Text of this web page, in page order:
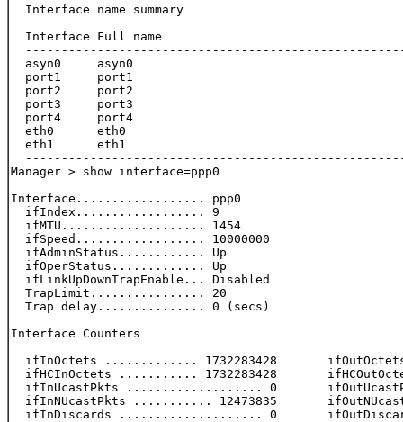
  Interface name summary
  Interface Full name
  asyn0     asyn0
  port1     port1
  port2     port2
  port3     port3
  port4     port4
  eth0      eth0
  eth1      eth1
Manager > show interface=ppp0
Interface.................. ppp0
  ifIndex.................. 9
  ifMTU.................... 1454
  ifSpeed.................. 10000000
  ifAdminStatus............ Up
  ifOperStatus............. Up
  ifLinkUpDownTrapEnable... Disabled
  TrapLimit................ 20
  Trap delay............... 0 (secs)
Interface Counters
ifInOctets ............. 1732283428
ifHCInOctets ........... 1732283428
ifInUcastPkts ................... 0
ifInNUcastPkts ........... 12473835
ifInDiscards .................... 0